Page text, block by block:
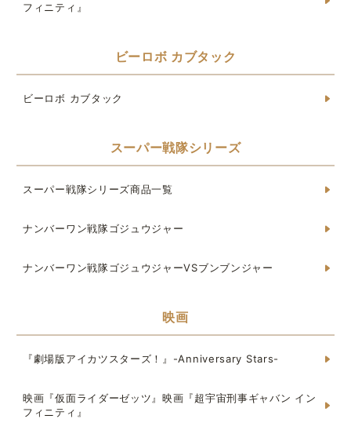
フィニティ』
ビーロボ カブタック
ビーロボ カブタック
スーパー戦隊シリーズ
スーパー戦隊シリーズ商品一覧
ナンバーワン戦隊ゴジュウジャー
ナンバーワン戦隊ゴジュウジャーVSブンブンジャー
映画
『劇場版アイカツスターズ！』-Anniversary Stars-
映画『仮面ライダーゼッツ』映画『超宇宙刑事ギャバン イン
フィニティ』